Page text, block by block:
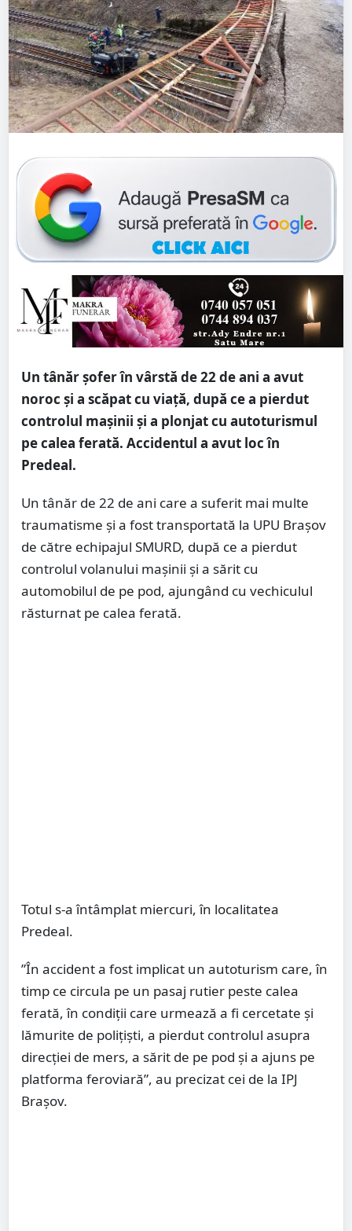
Un tânăr șofer în vârstă de 22 de ani a avut
noroc și a scăpat cu viață, după ce a pierdut
controlul mașinii și a plonjat cu autoturismul
pe calea ferată. Accidentul a avut loc în
Predeal.
Un tânăr de 22 de ani care a suferit mai multe
traumatisme şi a fost transportată la UPU Braşov
de către echipajul SMURD, după ce a pierdut
controlul volanului mașinii și a sărit cu
automobilul de pe pod, ajungând cu vechiculul
răsturnat pe calea ferată.
Totul s-a întâmplat miercuri, în localitatea
Predeal.
”În accident a fost implicat un autoturism care, în
timp ce circula pe un pasaj rutier peste calea
ferată, în condiţii care urmează a fi cercetate şi
lămurite de poliţişti, a pierdut controlul asupra
direcţiei de mers, a sărit de pe pod şi a ajuns pe
platforma feroviară”, au precizat cei de la IPJ
Braşov.